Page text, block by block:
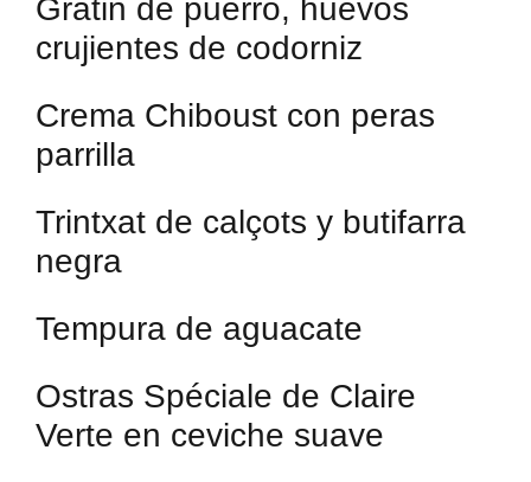
Gratin de puerro, huevos
crujientes de codorniz
Crema Chiboust con peras
parrilla
Trintxat de calçots y butifarra
negra
Tempura de aguacate
Ostras Spéciale de Claire
Verte en ceviche suave